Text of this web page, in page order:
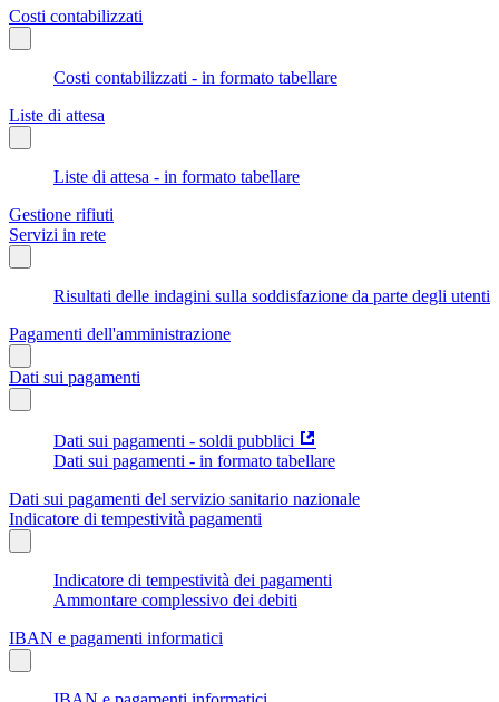
Costi contabilizzati
Costi contabilizzati - in formato tabellare
Liste di attesa
Liste di attesa - in formato tabellare
Gestione rifiuti
Servizi in rete
Risultati delle indagini sulla soddisfazione da parte degli utenti
Pagamenti dell'amministrazione
Dati sui pagamenti
Dati sui pagamenti - soldi pubblici
Dati sui pagamenti - in formato tabellare
Dati sui pagamenti del servizio sanitario nazionale
Indicatore di tempestività pagamenti
Indicatore di tempestività dei pagamenti
Ammontare complessivo dei debiti
IBAN e pagamenti informatici